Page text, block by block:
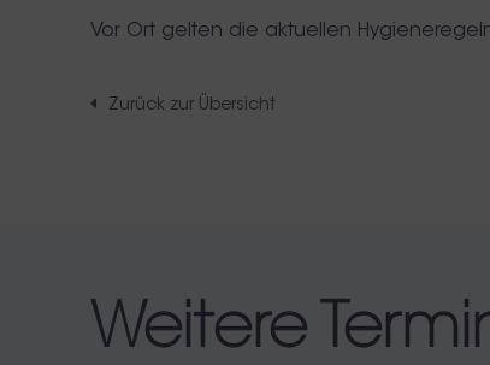
Vor Ort gelten die aktuellen
Zurück zur Übersicht
Weitere